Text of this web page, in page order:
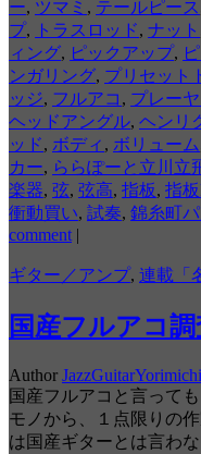
ー, ツマミ , テールピース
プ, トラスロッド, ナット
ィング, ピックアップ,
ンガリング, プリセット
ッジ, フルアコ , プレー
ヘッドアングル, ヘンリ
ッド, ボディ , ボリューム
カー, ららぽーと立川立
楽器, 弦, 弦高, 指板, 指板
衝動買い, 試奏, 錦糸町
comment |
ギター／アンプ, 連載「
国産フルアコ調
Author
国産フルアコと言って
モノから、１点限りの
は国産ギターとは言わ